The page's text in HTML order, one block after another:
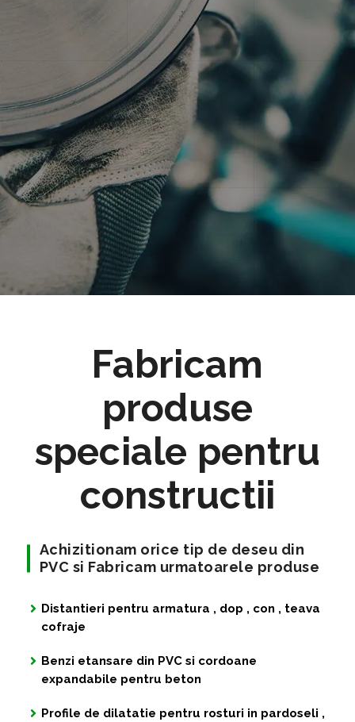
Fabricam
produse
speciale pentru
constructii
Achizitionam orice tip de deseu din
PVC si Fabricam urmatoarele produse
Distantieri pentru armatura , dop , con , teava
cofraje
Benzi etansare din PVC si cordoane
expandabile pentru beton
Profile de dilatatie pentru rosturi in pardoseli ,